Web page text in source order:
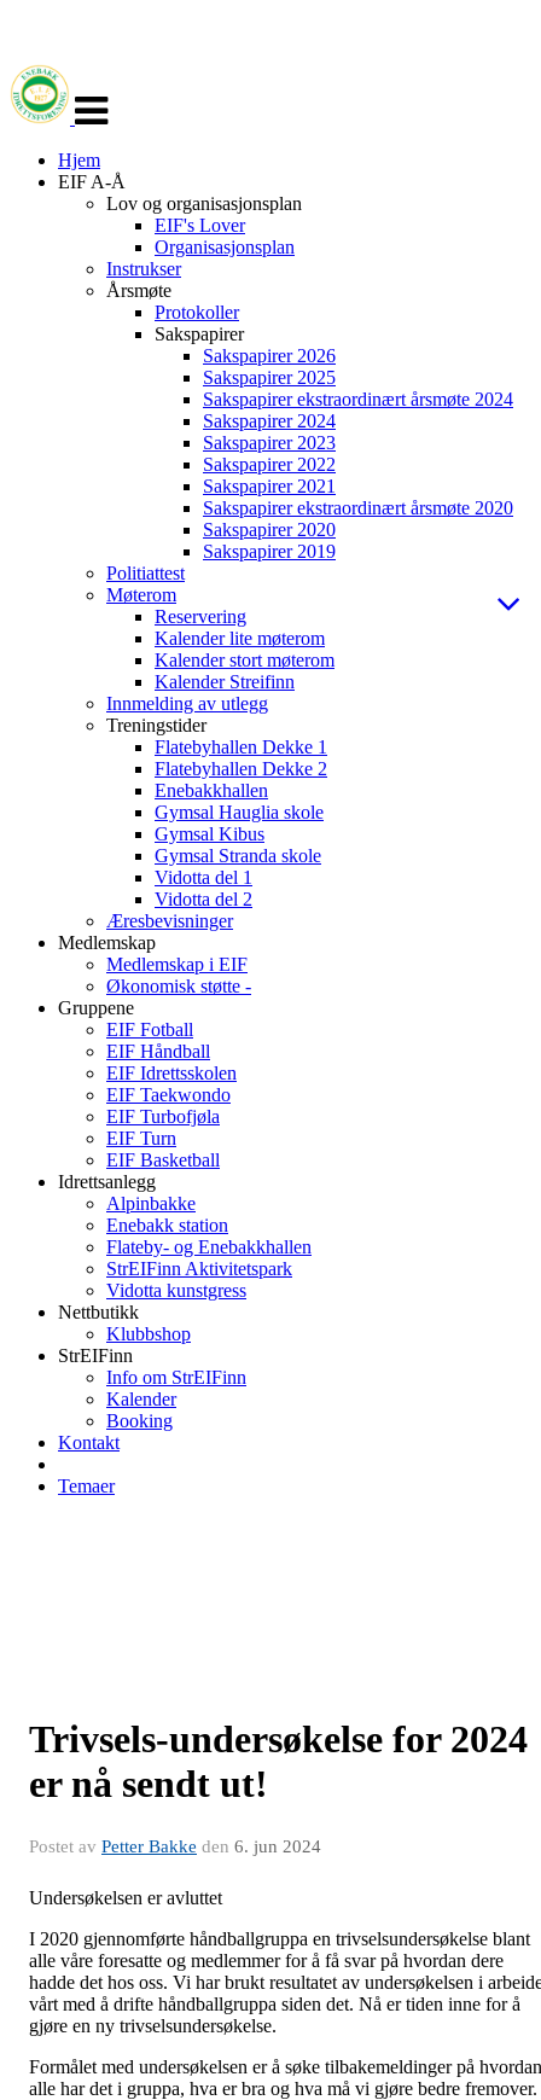
navigasjon
Hjem
EIF A-Å
Lov og organisasjonsplan
EIF's Lover
Organisasjonsplan
Instrukser
Årsmøte
Protokoller
Sakspapirer
Sakspapirer 2026
Sakspapirer 2025
Sakspapirer ekstraordinært årsmøte 2024
Sakspapirer 2024
Sakspapirer 2023
Sakspapirer 2022
Sakspapirer 2021
Sakspapirer ekstraordinært årsmøte 2020
Sakspapirer 2020
Sakspapirer 2019
Politiattest
Møterom
Reservering
Kalender lite møterom
Kalender stort møterom
Kalender Streifinn
Innmelding av utlegg
Treningstider
Flatebyhallen Dekke 1
Flatebyhallen Dekke 2
Enebakkhallen
Gymsal Hauglia skole
Gymsal Kibus
Gymsal Stranda skole
Vidotta del 1
Vidotta del 2
Æresbevisninger
Medlemskap
Medlemskap i EIF
Økonomisk støtte -
Gruppene
EIF Fotball
EIF Håndball
EIF Idrettsskolen
EIF Taekwondo
EIF Turbofjøla
EIF Turn
EIF Basketball
Idrettsanlegg
Alpinbakke
Enebakk station
Flateby- og Enebakkhallen
StrEIFinn Aktivitetspark
Vidotta kunstgress
Nettbutikk
Klubbshop
StrEIFinn
Info om StrEIFinn
Kalender
Booking
Kontakt
Temaer
Trivsels-undersøkelse for 2024
er nå sendt ut!
Postet av Petter Bakke den 6. jun 2024
Undersøkelsen er avluttet
I 2020 gjennomførte håndballgruppa en trivselsundersøkelse blant
alle våre foresatte og medlemmer for å få svar på hvordan dere
hadde det hos oss. Vi har brukt resultatet av undersøkelsen i
vårt med å drifte håndballgruppa siden det. Nå er tiden inne for å
gjøre en ny trivselsundersøkelse.
Formålet med undersøkelsen er å søke tilbakemeldinger på hvordan
alle har det i gruppa, hva er bra og hva må vi gjøre bedre fremover.